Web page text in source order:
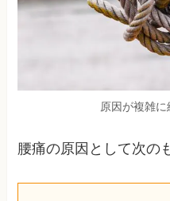
原因が複雑
腰痛の原因として次の